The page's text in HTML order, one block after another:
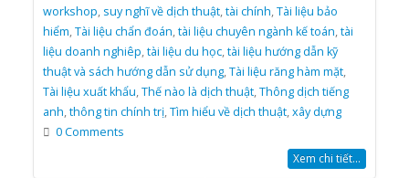
workshop, suy nghĩ về dịch thuật,tài chính,Tài liệu bảo
hiểm,Tài liệu chẩn đoán,tài liệu chuyên ngành kế toán,tài
liệu doanh nghiêp,tài liệu du học,tài liệu hướng dẫn kỹ
thuật và sách hướng dẫn sử dụng,Tài liệu răng hàm mặt,
Tài liệu xuất khẩu,Thế nào là dịch thuật,Thông dịch tiếng
anh,thông tin chính trị,Tìm hiểu về dịch thuật,xây dựng
0 Comments
Xem chi tiết...